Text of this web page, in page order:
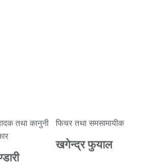
तथा कानुनी
फिचर तथा समसामायीक
खगेन्द्र फुयाल